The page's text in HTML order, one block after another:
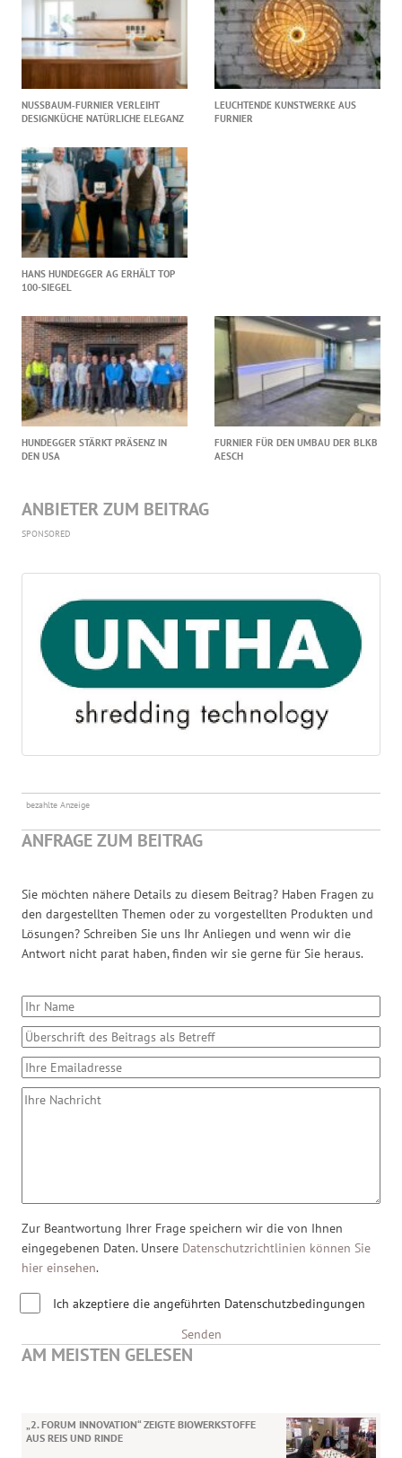
NUSSBAUM‑FURNIER VERLEIHT
DESIGNKÜCHE NATÜRLICHE ELEGANZ
LEUCHTENDE KUNSTWERKE AUS
FURNIER
HANS HUNDEGGER AG ERHÄLT TOP
100-SIEGEL
HUNDEGGER STÄRKT PRÄSENZ IN
DEN USA
FURNIER FÜR DEN UMBAU DER BLKB
AESCH
ANBIETER ZUM BEITRAG
SPONSORED
bezahlte Anzeige
ANFRAGE ZUM BEITRAG
Sie möchten nähere Details zu diesem Beitrag? Haben Fragen zu
den dargestellten Themen oder zu vorgestellten Produkten und
Lösungen? Schreiben Sie uns Ihr Anliegen und wenn wir die
Antwort nicht parat haben, finden wir sie gerne für Sie heraus.
Zur Beantwortung Ihrer Frage speichern wir die von Ihnen
eingegebenen Daten. Unsere Datenschutzrichtlinien können Sie
hier einsehen.
Ich akzeptiere die angeführten Datenschutzbedingungen
Senden
AM MEISTEN GELESEN
„2. FORUM INNOVATION“ ZEIGTE BIOWERKSTOFFE
AUS REIS UND RINDE